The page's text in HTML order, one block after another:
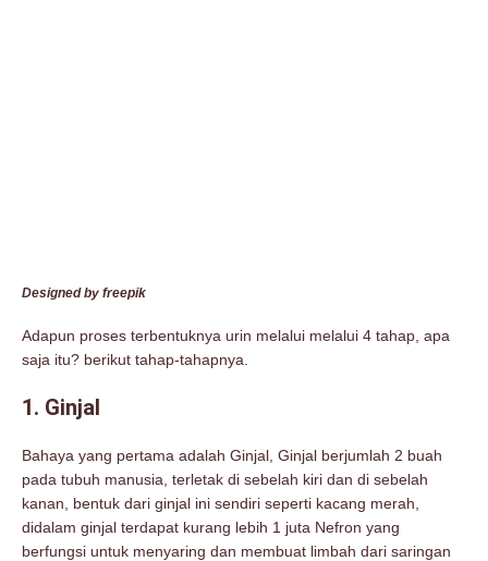
Designed by freepik
Adapun proses terbentuknya urin melalui melalui 4 tahap, apa
saja itu? berikut tahap-tahapnya.
1. Ginjal
Bahaya yang pertama adalah Ginjal, Ginjal berjumlah 2 buah
pada tubuh manusia, terletak di sebelah kiri dan di sebelah
kanan, bentuk dari ginjal ini sendiri seperti kacang merah,
didalam ginjal terdapat kurang lebih 1 juta Nefron yang
berfungsi untuk menyaring dan membuat limbah dari saringan